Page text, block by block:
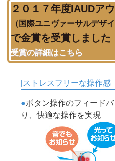
２０１７年度IAUDア
（国際ユニヴァーサルデザイ
で金賞を受賞しました
受賞の詳細はこちら
ストレスフリーな操作感
ボタン操作のフィード
り、快適な操作を実現